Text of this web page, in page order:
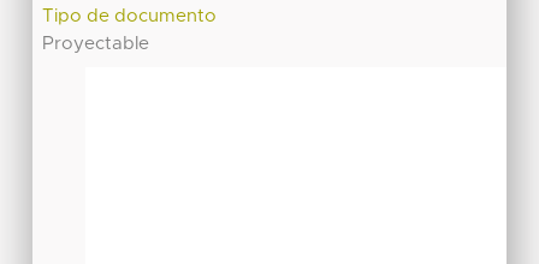
Tipo de documento
Proyectable